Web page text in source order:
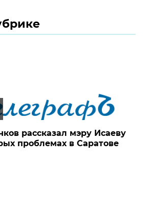
рассказал мэру Исаеву
проблемах в Саратове